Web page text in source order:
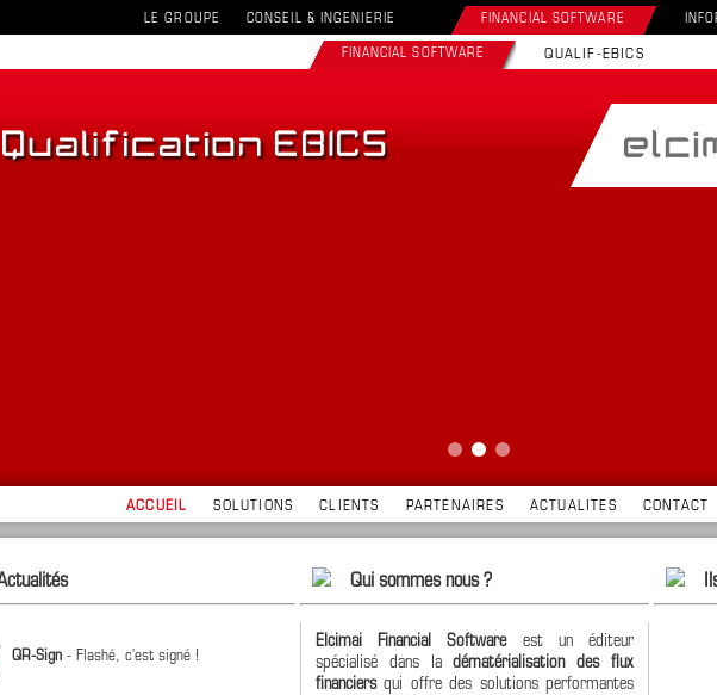
LE GROUPE CONSEIL & INGENIERIE FINANCIAL SOFTWARE
FINANCIAL SOFTWARE QUALIF-EBICS
ACCUEIL SOLUTIONS CLIENTS PARTENAIRES ACTUALITES CONTACT
QR-Sign - Flashé, c'est signé !
Qui sommes nous ?
Elcimai Financial Softwareest un éditeur
spécialisé dans ladématérialisation des flux
financiersqui offre des solutions performantes